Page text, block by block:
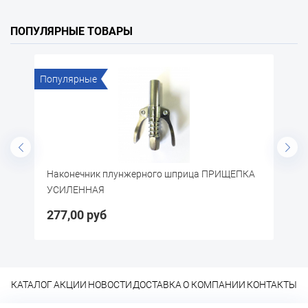
ПОПУЛЯРНЫЕ ТОВАРЫ
плунжерного шприца ПРИЩЕПКА
Перчатки х/б с
КАТАЛОГАКЦИИ НОВОСТИДОСТАВКА О КОМПАНИИ КОНТАКТЫ